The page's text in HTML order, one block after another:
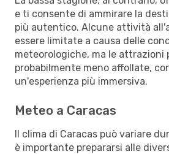
e ti consente di ammirare la
più autentico. Alcune attività
essere limitate a causa delle
meteorologiche, ma le attrazioni
probabilmente meno affollate,
un'esperienza più immersiva.
Meteo a Caracas
Il clima di Caracas può variare
è importante prepararsi alle